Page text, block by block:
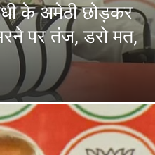
के अमेठी छोड़कर
पर तंज, डरो मत,